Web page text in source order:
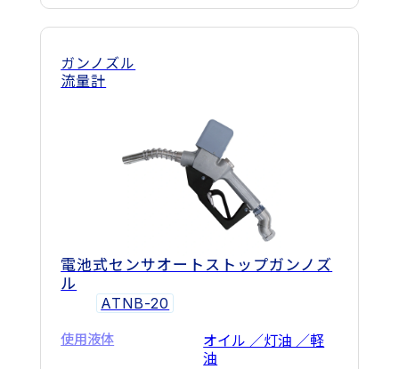
ガンノズル
流量計
電池式センサオートストップガンノズ
ル
ATNB-20
使用液体
オイル ／灯油 ／軽
油